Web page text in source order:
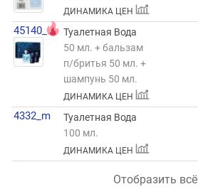
ДИНАМИКА ЦЕН
45140_m
Туалетная Вода
50 мл. + бальзам
п/бритья 50 мл. +
шампунь 50 мл.
ДИНАМИКА ЦЕН
4332_m
Туалетная Вода
100 мл.
ДИНАМИКА ЦЕН
Отобразить